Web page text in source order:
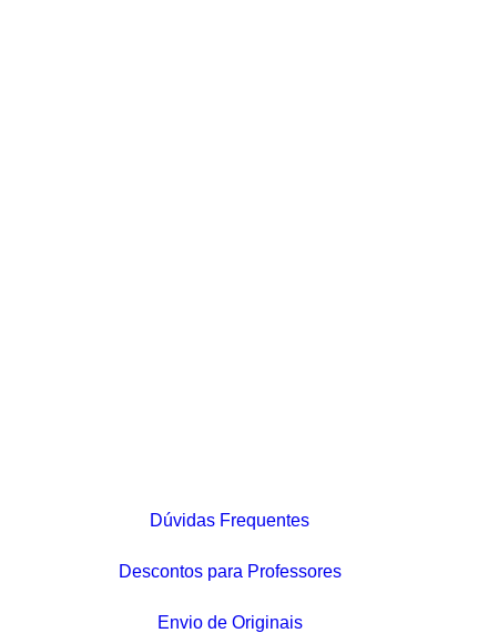
Dúvidas Frequentes
Descontos para Professores
Envio de Originais